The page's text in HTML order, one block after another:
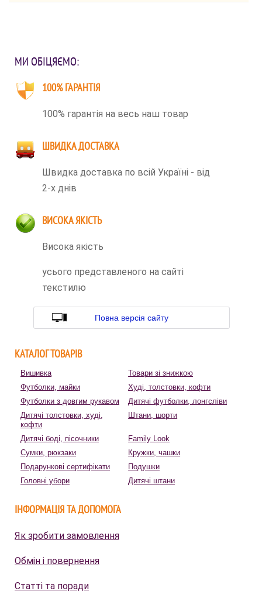
МИ ОБІЦЯЄМО:
100% ГАРАНТІЯ
100% гарантія на весь наш товар
ШВИДКА ДОСТАВКА
Швидка доставка по всій Україні - від
2-х днів
ВИСОКА ЯКІСТЬ
Висока якість
усього представленого на сайті
текстилю
Повна версія сайту
КАТАЛОГ ТОВАРІВ
Вишивка
Товари зі знижкою
Футболки, майки
Худі, толстовки, кофти
Футболки з довгим рукавом
Дитячі футболки, лонгсліви
Дитячі толстовки, худі,
кофти
Штани, шорти
Дитячі боді, пісочники
Family Look
Сумки, рюкзаки
Кружки, чашки
Подарункові сертифікати
Подушки
Головні убори
Дитячі штани
ІНФОРМАЦІЯ ТА ДОПОМОГА
Як зробити замовлення
Обмін і повернення
Статті та поради